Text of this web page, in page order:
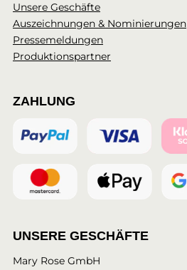
Unsere Geschäfte
Auszeichnungen & Nominierungen
Pressemeldungen
Produktionspartner
ZAHLUNG
UNSERE GESCHÄFTE
Mary Rose GmbH